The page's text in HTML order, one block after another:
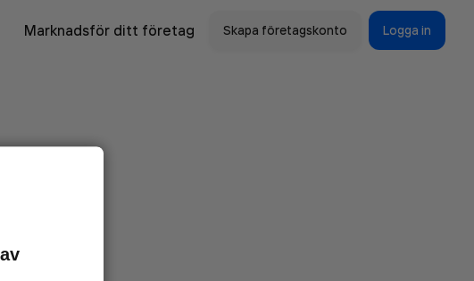
Marknadsför ditt företag Skapa företagskonto Logga in